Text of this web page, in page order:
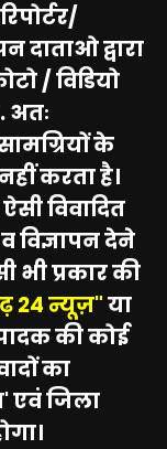
दाताओ द्वारा
/ विडियो
अतः
के
करता है।
विवादित
विज्ञापन देने
भी प्रकार की
24 न्यूज़"या
की कोई
का
एवं जिला